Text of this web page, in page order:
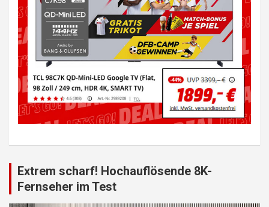
Extrem scharf! Hochauflösende 8K-
Fernseher im Test